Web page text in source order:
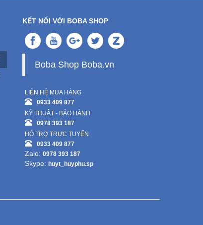
KẾT NỐI VỚI BOBA SHOP
Boba Shop Boba.vn
LIÊN HỆ MUA HÀNG
0933 409 877
KỸ THUẬT - BẢO HÀNH
0978 393 187
HỖ TRỢ TRỰC TUYẾN
0933 409 877
Zalo: 0978 393 187
Skype: huyt_huyphu.sp